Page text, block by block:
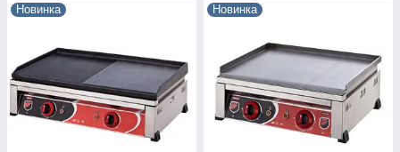
Новинка Новинка